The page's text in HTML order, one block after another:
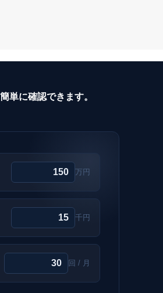
単に確認できます。
万円
千円
回 / 月